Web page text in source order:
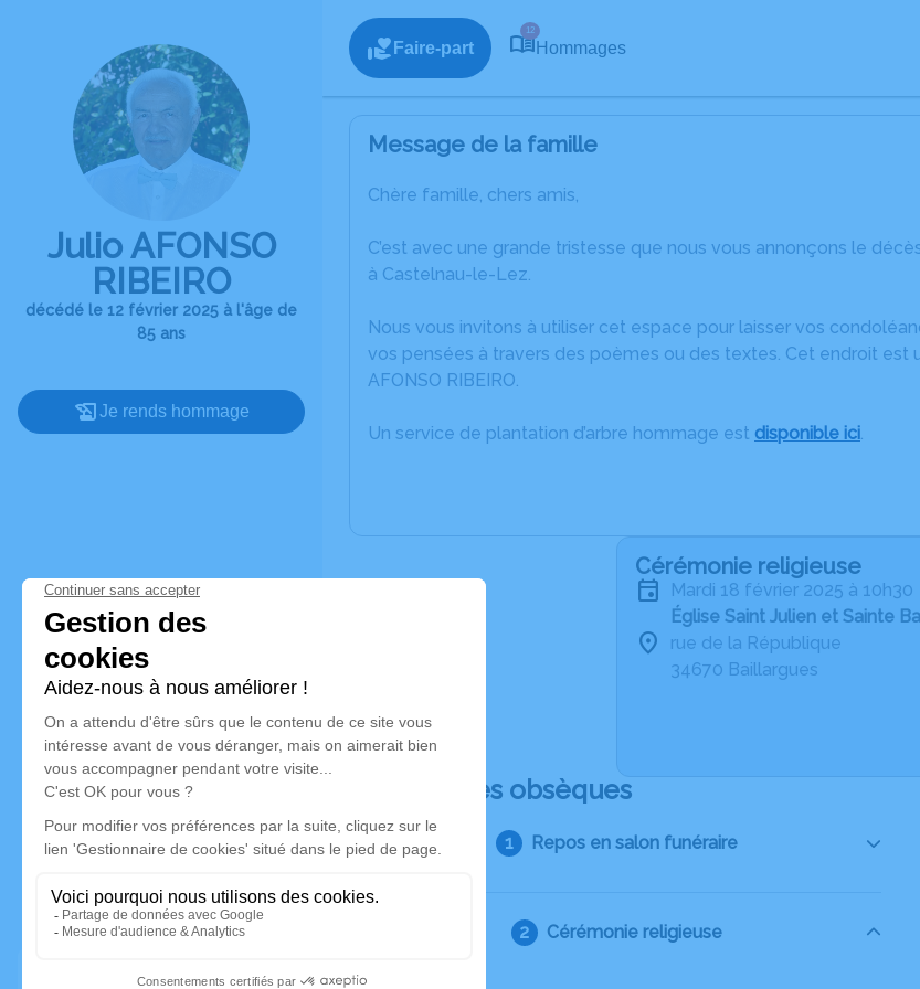
Julio AFONSO
RIBEIRO
décédé le 12 février 2025 à l'âge de
85 ans
Je rends hommage
Faire-part
12
Hommages
Message de la famille
Chère famille, chers amis,
C’est avec une grande tristesse que nous vous annonçons le
à Castelnau-le-Lez.
Nous vous invitons à utiliser cet espace pour laisser vos
vos pensées à travers des poèmes ou des textes. Cet endroit est
AFONSO RIBEIRO.
Un service de plantation d’arbre hommage est disponible ici.
Cérémonie religieuse
mardi 18 février 2025 à 10h30
Église Saint Julien et Sainte
rue de la République
34670 Baillargues
Déroulé des obsèques
Repos en salon funéraire
Cérémonie religieuse